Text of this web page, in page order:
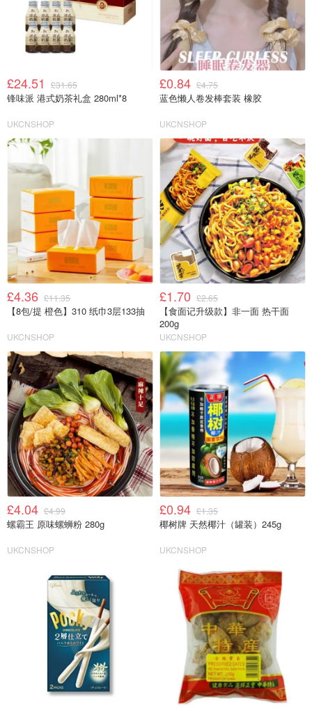
£24.51 £31.65
锋味派 港式奶茶礼盒 280ml*8
UKCNSHOP
£0.84 £4.75
蓝色懒人卷发棒套装 橡胶
UKCNSHOP
£4.36 £11.35
【8包/提 橙色】310 纸巾3层133抽
UKCNSHOP
£1.70 £2.65
【食面记升级款】非一面 热干面
200g
UKCNSHOP
£4.04 £4.99
螺霸王 原味螺蛳粉 280g
UKCNSHOP
£0.94 £1.35
椰树牌 天然椰汁（罐装）245g
UKCNSHOP